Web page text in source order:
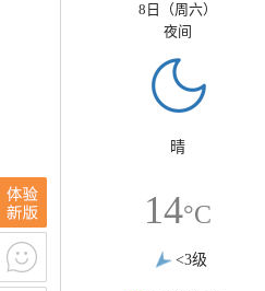
8日（周六）
夜间
晴
14°C
<3级